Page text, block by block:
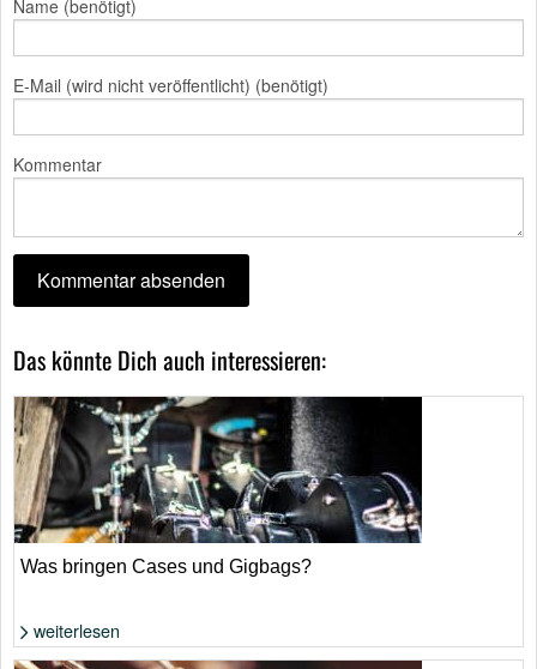
Name (benötigt)
E-Mail (wird nicht veröffentlicht) (benötigt)
Kommentar
Das könnte Dich auch interessieren:
Was bringen Cases und Gigbags?
weiterlesen